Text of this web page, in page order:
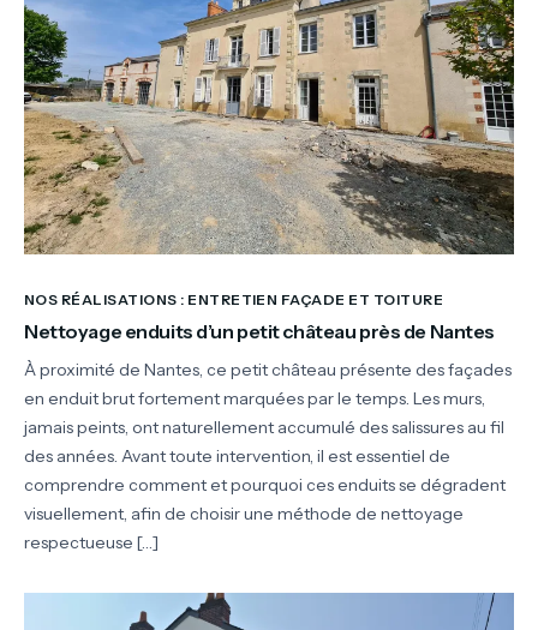
NOS RÉALISATIONS : ENTRETIEN FAÇADE ET TOITURE
Nettoyage enduits d’un petit château près de Nantes
À proximité de Nantes, ce petit château présente des façades
en enduit brut fortement marquées par le temps. Les murs,
jamais peints, ont naturellement accumulé des salissures au fil
des années. Avant toute intervention, il est essentiel de
comprendre comment et pourquoi ces enduits se dégradent
visuellement, afin de choisir une méthode de nettoyage
respectueuse […]